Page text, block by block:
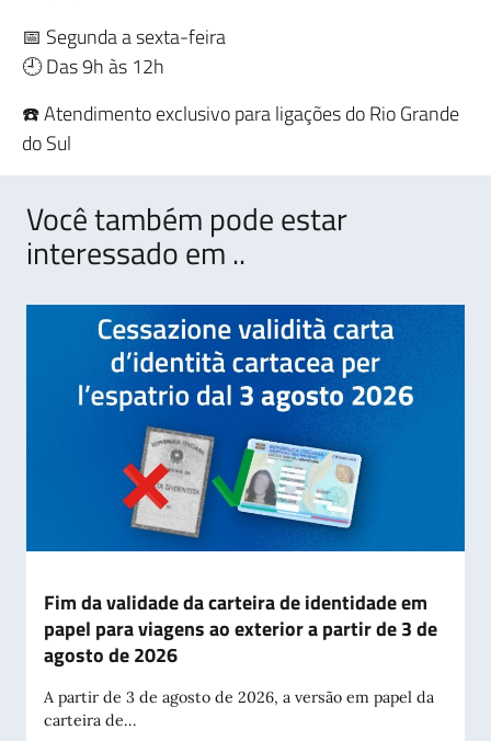
📅 Segunda a sexta-feira
🕘 Das 9h às 12h
☎️ Atendimento exclusivo para ligações do Rio Grande
do Sul
Você também pode estar
interessado em ..
Fim da validade da carteira de identidade em
papel para viagens ao exterior a partir de 3 de
agosto de 2026
A partir de 3 de agosto de 2026, a versão em papel da
carteira de...